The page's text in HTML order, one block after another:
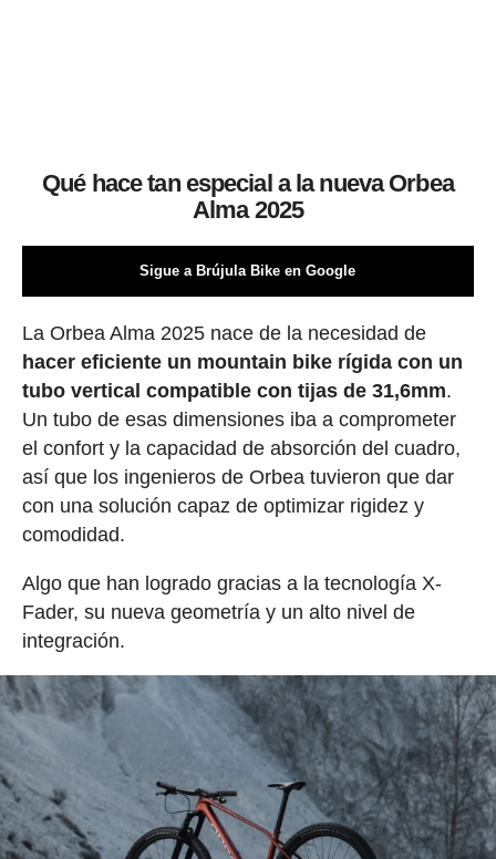
Qué hace tan especial a la nueva Orbea
Alma 2025
Sigue a Brújula Bike en Google
La Orbea Alma 2025 nace de la necesidad de
hacer eficiente un mountain bike rígida con un
tubo vertical compatible con tijas de 31,6mm.
Un tubo de esas dimensiones iba a comprometer
el confort y la capacidad de absorción del cuadro,
así que los ingenieros de Orbea tuvieron que dar
con una solución capaz de optimizar rigidez y
comodidad.
Algo que han logrado gracias a la tecnología X-
Fader, su nueva geometría y un alto nivel de
integración.